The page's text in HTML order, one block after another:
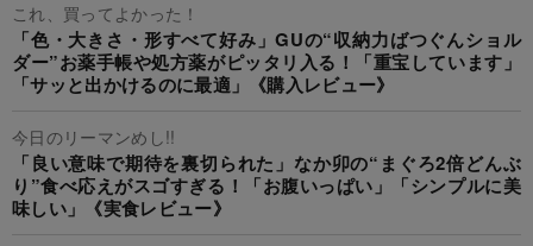
これ、買ってよかった！
「色・大きさ・形すべて好み」GUの“収納力ばつぐんショル
ダー”お薬手帳や処方薬がピッタリ入る！「重宝しています」
「サッと出かけるのに最適」《購入レビュー》
今日のリーマンめし!!
「良い意味で期待を裏切られた」なか卯の“まぐろ2倍どんぶ
り”食べ応えがスゴすぎる！「お腹いっぱい」「シンプルに美
味しい」《実食レビュー》